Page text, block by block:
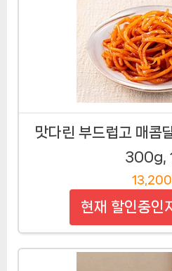
맛다린 부드럽고 매콤
300g,
13,200
현재 할인중인